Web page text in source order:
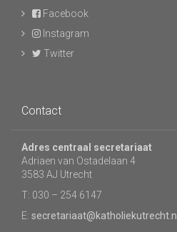
Facebook
Instagram
Twitter
Contact
Adres centraal secretariaat
Adriaen van Ostadelaan 4
3583 AJ Utrecht
T: 030 – 254 6147
E: secretariaat@katholiekutrecht.nl